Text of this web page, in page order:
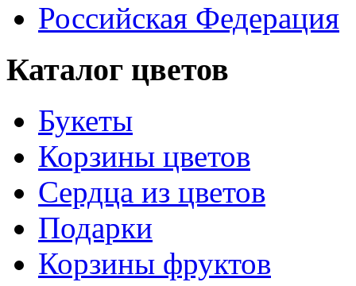
Российская Федерация
Каталог цветов
Букеты
Корзины цветов
Сердца из цветов
Подарки
Корзины фруктов